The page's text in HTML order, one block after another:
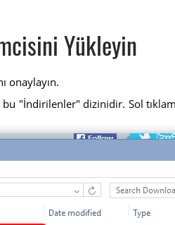
Yükleyin
onaylayın.
"İndirilenler" dizinidir. Sol